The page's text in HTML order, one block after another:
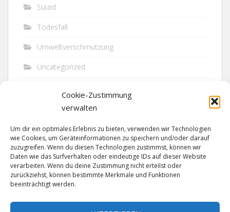
Cookie-Zustimmung
verwalten
Um dir ein optimales Erlebnis zu bieten, verwenden wir Technologien
wie Cookies, um Geräteinformationen zu speichern und/oder darauf
zuzugreifen. Wenn du diesen Technologien zustimmst, können wir
Daten wie das Surfverhalten oder eindeutige IDs auf dieser Website
verarbeiten. Wenn du deine Zustimmung nicht erteilst oder
zurückziehst, können bestimmte Merkmale und Funktionen
beeinträchtigt werden.
Suizid
Todesfall
Umweltverschmutzung
Uncategorized
Vandalismus
Verkehr
Verkehrsunfall
Vermisst
Waffen